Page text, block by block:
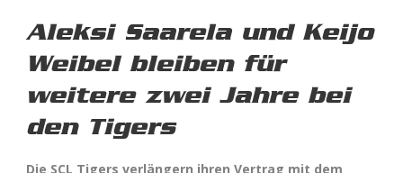
Aleksi Saarela und Keijo
Weibel bleiben für
weitere zwei Jahre bei
den Tigers
Die SCL Tigers verlängern ihren Vertrag mit dem